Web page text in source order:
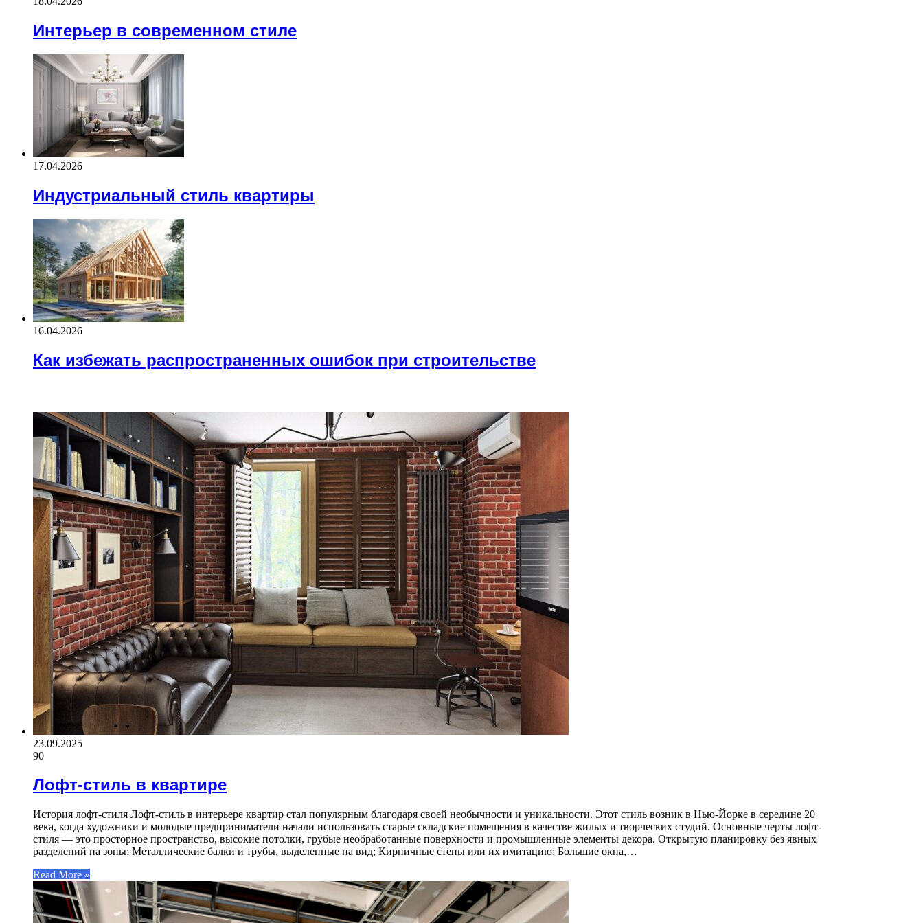
Интерьер в современном стиле
17.04.2026
Индустриальный стиль квартиры
16.04.2026
Как избежать распространенных ошибок при строительстве
23.09.2025
90
Лофт-стиль в квартире
История лофт-стиля Лофт-стиль в интерьере квартир стал популярным благодаря своей необычности и уникальности. Этот стиль возник в Нью-Йорке в середине 20
века, когда художники и молодые предприниматели начали использовать старые складские помещения в качестве жилых и творческих студий. Основные черты лофт-
стиля — это просторное пространство, высокие потолки, грубые необработанные поверхности и промышленные элементы декора. Открытую планировку без явных
разделений на зоны; Металлические балки и трубы, выделенные на вид; Кирпичные стены или их имитацию; Большие окна,…
Read More »